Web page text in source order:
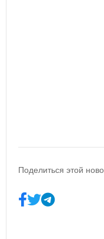
Поделиться этой